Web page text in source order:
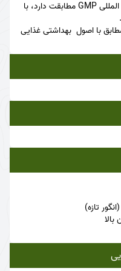
این خط با استانداردهای بهداشتی بین المللی GMP مطابقت دارد، با
با اصول بهداشتی غذایی